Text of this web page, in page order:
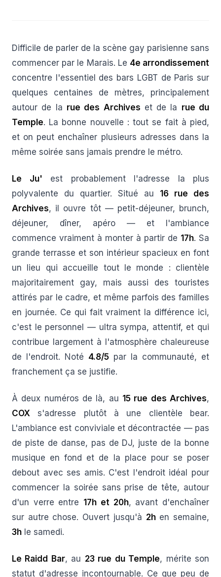
Difficile de parler de la scène gay parisienne sans
commencer par le Marais. Le 4e arrondissement
concentre l'essentiel des bars LGBT de Paris sur
quelques centaines de mètres, principalement
autour de la rue des Archives et de la rue du
Temple. La bonne nouvelle : tout se fait à pied,
et on peut enchaîner plusieurs adresses dans la
même soirée sans jamais prendre le métro.
Le Ju' est probablement l'adresse la plus
polyvalente du quartier. Situé au 16 rue des
Archives, il ouvre tôt — petit-déjeuner, brunch,
déjeuner, dîner, apéro — et l'ambiance
commence vraiment à monter à partir de 17h. Sa
grande terrasse et son intérieur spacieux en font
un lieu qui accueille tout le monde : clientèle
majoritairement gay, mais aussi des touristes
attirés par le cadre, et même parfois des familles
en journée. Ce qui fait vraiment la différence ici,
c'est le personnel — ultra sympa, attentif, et qui
contribue largement à l'atmosphère chaleureuse
de l'endroit. Noté 4.8/5 par la communauté, et
franchement ça se justifie.
À deux numéros de là, au 15 rue des Archives,
COX s'adresse plutôt à une clientèle bear.
L'ambiance est conviviale et décontractée — pas
de piste de danse, pas de DJ, juste de la bonne
musique en fond et de la place pour se poser
debout avec ses amis. C'est l'endroit idéal pour
commencer la soirée sans prise de tête, autour
d'un verre entre 17h et 20h, avant d'enchaîner
sur autre chose. Ouvert jusqu'à 2hen semaine,
3h le samedi.
Le Raidd Bar, au 23 rue du Temple, mérite son
statut d'adresse incontournable. Ce que peu de